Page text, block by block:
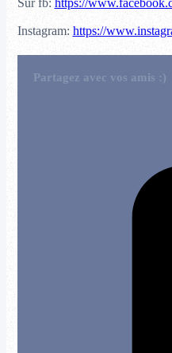
Sur fb: https://
Instagram: https://
Partagez avec vos amis :)